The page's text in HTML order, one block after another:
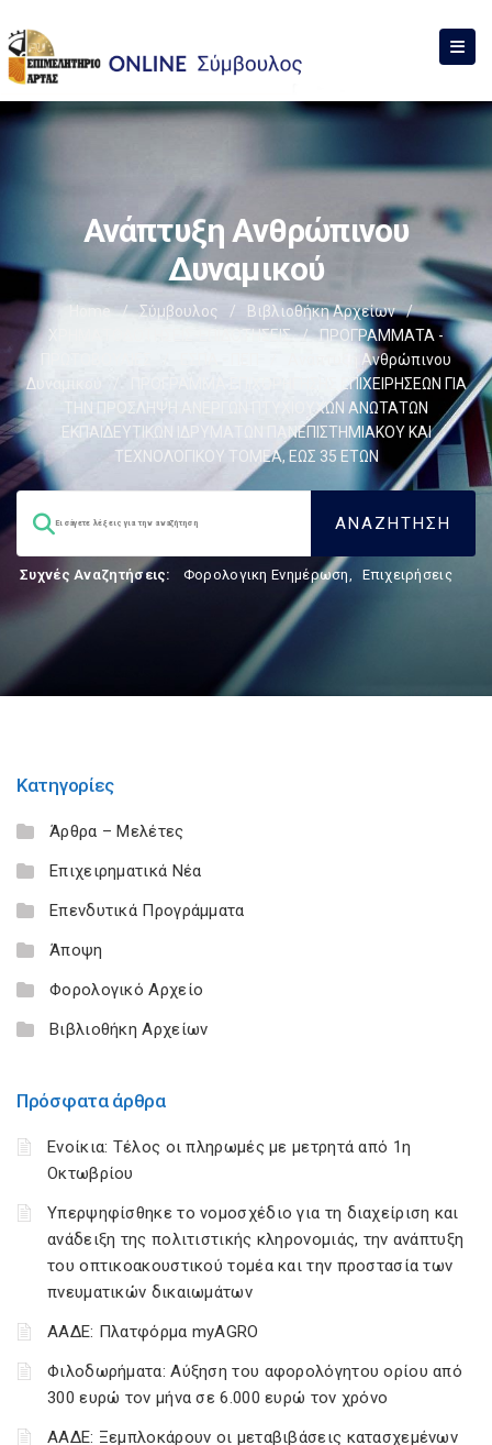
Ανάπτυξη Ανθρώπινου
Δυναμικού
Home / Σύμβουλος / Βιβλιοθήκη Αρχείων
/
ΧΡΗΜΑΤΟΔΟΤΗΣΕΙΣ-ΕΠΙΔΟΤΗΣΕΙΣ
/
ΠΡΟΓΡΑΜΜΑΤΑ -
Ανάπτυξη Ανθρώπινου
Δυναμικού
ΠΡΟΓΡΑΜΜΑ ΕΠΙΧΟΡΗΓΗΣΗΣ ΕΠΙΧΕΙΡΗΣΕΩΝ ΓΙΑ
ΤΗΝ ΠΡΟΣΛΗΨΗ ΑΝΕΡΓΩΝ ΠΤΥΧΙΟΥΧΩΝ ΑΝΩΤΑΤΩΝ
ΕΚΠΑΙΔΕΥΤΙΚΩΝ ΙΔΡΥΜΑΤΩΝ ΠΑΝΕΠΙΣΤΗΜΙΑΚΟΥ ΚΑΙ
ΤΕΧΝΟΛΟΓΙΚΟΥ ΤΟΜΕΑ, ΕΩΣ 35 ΕΤΩΝ
Συχνές Αναζητήσεις: Φορολογικη Ενημέρωση, Επιχειρήσεις
Κατηγορίες
Άρθρα – Μελέτες
Επιχειρηματικά Νέα
Επενδυτικά Προγράμματα
Άποψη
Φορολογικό Αρχείο
Βιβλιοθήκη Αρχείων
Πρόσφατα άρθρα
Ενοίκια: Τέλος οι πληρωμές με μετρητά από 1η
Οκτωβρίου
Υπερψηφίσθηκε το νομοσχέδιο για τη διαχείριση και
ανάδειξη της πολιτιστικής κληρονομιάς, την ανάπτυξη
του οπτικοακουστικού τομέα και την προστασία των
πνευματικών δικαιωμάτων
ΑΑΔΕ: Πλατφόρμα myAGRO
Φιλοδωρήματα: Αύξηση του αφορολόγητου ορίου από
300 ευρώ τον μήνα σε 6.000 ευρώ τον χρόνο
ΑΑΔΕ: Ξεμπλοκάρουν οι μεταβιβάσεις κατασχεμένων